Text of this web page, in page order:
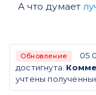
А что думает
Обновление
достигнута.
учтены